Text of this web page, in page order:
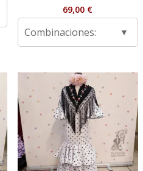
69,00 €
Combinaciones: